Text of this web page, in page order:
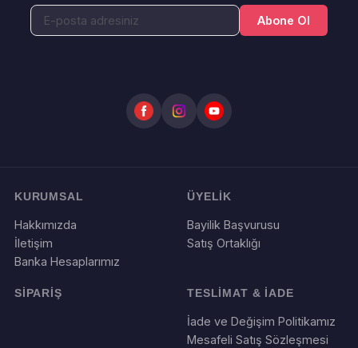
Abone Ol
KURUMSAL
Hakkımızda
İletişim
Banka Hesaplarımız
ÜYELİK
Bayilik Başvurusu
Satış Ortaklığı
SİPARİŞ TESLİMAT & İADE
İade ve Değişim Politikamız
Mesafeli Satış Sözleşmesi